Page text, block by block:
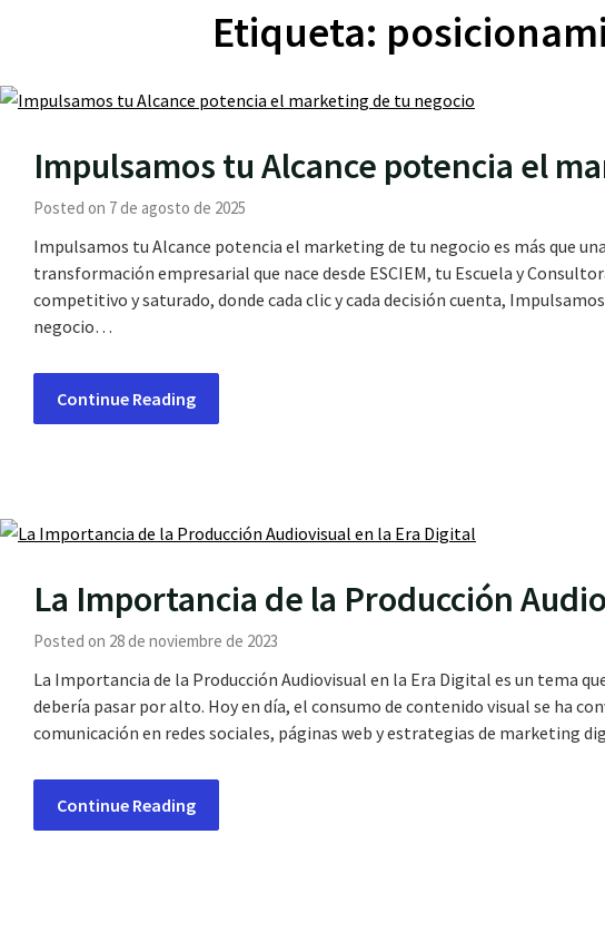
Etiqueta:
Impulsamos tu Alcance potencia el
Posted on 7 de agosto de 2025
Impulsamos tu Alcance potencia el marketing de tu negocio es más que
transformación empresarial que nace desde ESCIEM, tu Escuela y
competitivo y saturado, donde cada clic y cada decisión cuenta,
negocio…
Continue Reading
La Importancia de la Producción
Posted on 28 de noviembre de 2023
La Importancia de la Producción Audiovisual en la Era Digital es un tema
debería pasar por alto. Hoy en día, el consumo de contenido visual se ha
comunicación en redes sociales, páginas web y estrategias de marketing
Continue Reading